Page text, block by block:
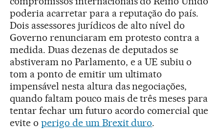
poderia acarretar para a reputação do país.
Dois assessores jurídicos de alto nível do
Governo renunciaram em protesto contra a
medida. Duas dezenas de deputados se
abstiveram no Parlamento, e a UE subiu o
tom a ponto de emitir um ultimato
impensável nesta altura das negociações,
quando faltam pouco mais de três meses para
tentar fechar um futuro acordo comercial que
evite o perigo de um Brexit duro.